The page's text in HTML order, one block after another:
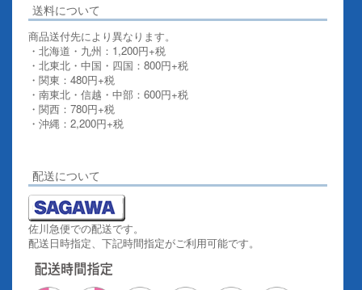
送料について
商品送付先により異なります。
・北海道・九州：1,200円+税
・北東北・中国・四国：800円+税
・関東：480円+税
・南東北・信越・中部：600円+税
・関西：780円+税
・沖縄：2,200円+税
配送について
佐川急便での配送です。
配送日時指定、下記時間指定がご利用可能です。